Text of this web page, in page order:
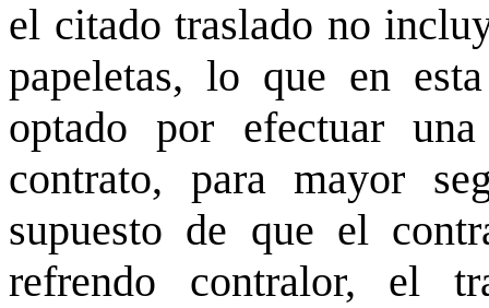
el citado traslado no
papeletas, lo que en
optado por efectuar
contrato, para mayor
supuesto de que el
refrendo contralor, el